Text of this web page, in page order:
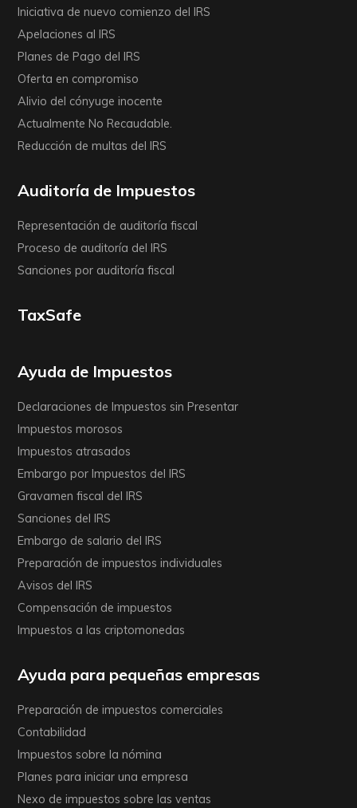
Iniciativa de nuevo comienzo del IRS
Apelaciones al IRS
Planes de Pago del IRS
Oferta en compromiso
Alivio del cónyuge inocente
Actualmente No Recaudable.
Reducción de multas del IRS
Auditoría de Impuestos
Representación de auditoría fiscal
Proceso de auditoría del IRS
Sanciones por auditoría fiscal
TaxSafe
Ayuda de Impuestos
Declaraciones de Impuestos sin Presentar
Impuestos morosos
Impuestos atrasados
Embargo por Impuestos del IRS
Gravamen fiscal del IRS
Sanciones del IRS
Embargo de salario del IRS
Preparación de impuestos individuales
Avisos del IRS
Compensación de impuestos
Impuestos a las criptomonedas
Ayuda para pequeñas empresas
Preparación de impuestos comerciales
Contabilidad
Impuestos sobre la nómina
Planes para iniciar una empresa
Nexo de impuestos sobre las ventas